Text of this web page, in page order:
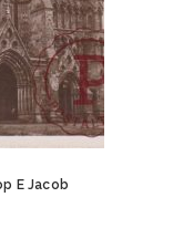
E Jacob